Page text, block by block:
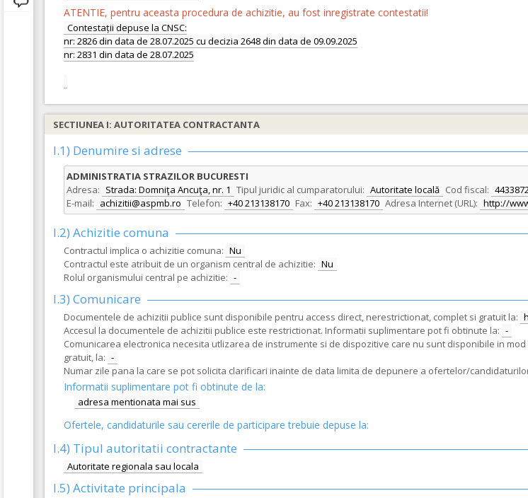
ATENTIE, pentru aceasta procedura de achizitie, au fost inregistrate contestatii!
Contestații depuse la CNSC:
nr: 2826 din data de 28.07.2025 cu decizia 2648 din data de 09.09.2025
nr: 2831 din data de 28.07.2025
SECTIUNEA I: AUTORITATEA CONTRACTANTA
I.1) Denumire si adrese
ADMINISTRATIA STRAZILOR BUCURESTI
Adresa: Strada: Domniţa Ancuţa, nr. 1 Tipul juridic al cumparatorului: Autoritate locală Cod fiscal:
E-mail: achizitii@aspmb.ro Telefon: +40 213138170 Fax: +40 213138170 Adresa Internet (URL): http://
I.2) Achizitie comuna
Contractul implica o achizitie comuna: Nu
Contractul este atribuit de un organism central de achizitie: Nu
Rolul organismului central pe achizitie: -
I.3) Comunicare
Documentele de achizitii publice sunt disponibile pentru access direct, nerestrictionat, complet si gratuit la:
Accesul la documentele de achizitii publice este restrictionat. Informatii suplimentare pot fi obtinute la: -
Comunicarea electronica necesita utlizarea de instrumente si de dispozitive care nu sunt disponibile in
gratuit, la: -
Numar zile pana la care se pot solicita clarificari inainte de data limita de depunere a ofertelor/
Informatii suplimentare pot fi obtinute de la:
adresa mentionata mai sus
Ofertele, candidaturile sau cererile de participare trebuie depuse la:
I.4) Tipul autoritatii contractante
Autoritate regionala sau locala
I.5) Activitate principala